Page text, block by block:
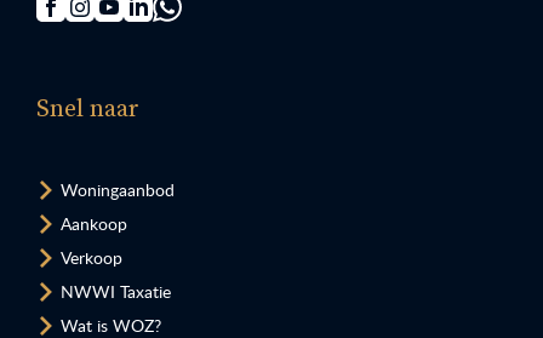
Snel naar
Woningaanbod
Aankoop
Verkoop
NWWI Taxatie
Wat is WOZ?